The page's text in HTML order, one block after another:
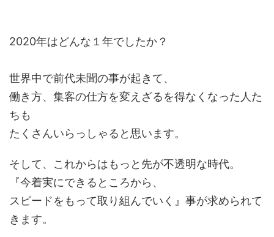
2020年はどんな１年でしたか？
世界中で前代未聞の事が起きて、
働き方、集客の仕方を変えざるを得なくなった人た
ちも
たくさんいらっしゃると思います。
そして、これからはもっと先が不透明な時代。
『今着実にできるところから、
スピードをもって取り組んでいく』事が求められて
きます。